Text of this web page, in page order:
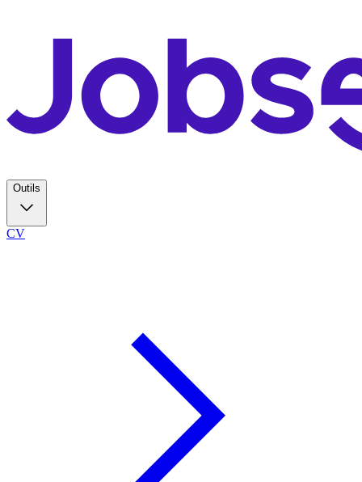
Outils
CV